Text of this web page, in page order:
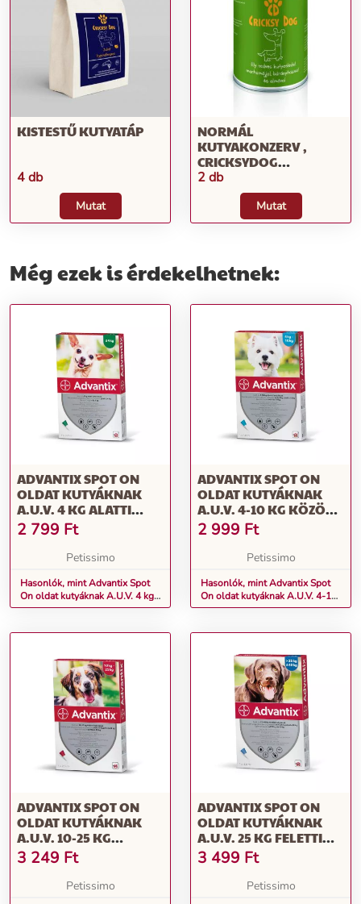
KISTESTŰ KUTYATÁP
4 db
Mutat
NORMÁL
KUTYAKONZERV ,
CRICKSYDOG
KUTYATÁP
2 db
Mutat
Még ezek is érdekelhetnek:
ADVANTIX SPOT ON
OLDAT KUTYÁKNAK
A.U.V. 4 KG ALATTI
KUTYÁKNAK (1 X 0,4
ML)
2 799 Ft
Petissimo
Hasonlók, mint Advantix Spot
On oldat kutyáknak A.U.V. 4 kg
alatti kutyáknak (1 x 0,4 ml)
ADVANTIX SPOT ON
OLDAT KUTYÁKNAK
A.U.V. 4-10 KG KÖZÖTTI
KUTYÁKNAK (1 X 1,0
ML)
2 999 Ft
Petissimo
Hasonlók, mint Advantix Spot
On oldat kutyáknak A.U.V. 4-10
kg közötti kutyáknak (1 x 1,0 ml)
ADVANTIX SPOT ON
OLDAT KUTYÁKNAK
A.U.V. 10-25 KG
KÖZÖTTI KUTYÁKNAK
(1 X 2,5 ML)
3 249 Ft
Petissimo
ADVANTIX SPOT ON
OLDAT KUTYÁKNAK
A.U.V. 25 KG FELETTI
KUTYÁKNAK (1 X 4,0
ML)
3 499 Ft
Petissimo